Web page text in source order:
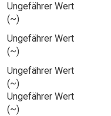
Ungefährer Wert
(~)
Ungefährer Wert
(~)
Ungefährer Wert
(~)
Ungefährer Wert
(~)